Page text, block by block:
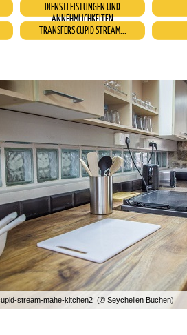
DIENSTLEISTUNGEN UND
ANNEHMLICHKEITEN
TRANSFERS CUPID STREAM...
stream-mahe-kitchen2 (© Seychellen Buchen)